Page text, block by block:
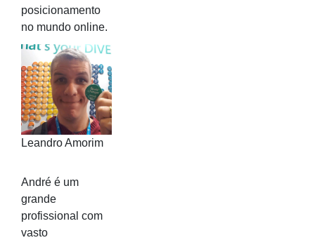
posicionamento
no mundo online.
Leandro Amorim
André é um
grande
profissional com
vasto